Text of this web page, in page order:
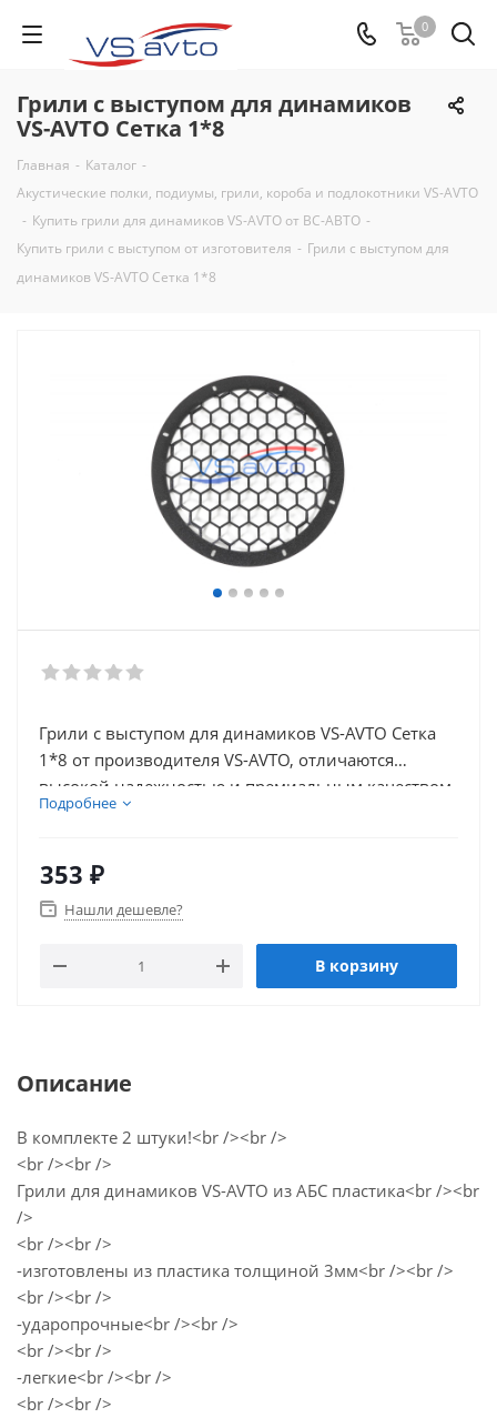
0
Грили с выступом для динамиков
VS-AVTO Сетка 1*8
Главная - Каталог -
Акустические полки, подиумы, грили, короба и подлокотники VS-AVTO
- Купить грили для динамиков VS-AVTO от ВС-АВТО -
Купить грили с выступом от изготовителя - Грили с выступом для
динамиков VS-AVTO Сетка 1*8
Грили с выступом для динамиков VS-AVTO Сетка
1*8 от производителя VS-AVTO, отличаются
высокой надежностью и премиальным качеством
материалов
Подробнее
353 ₽
Нашли дешевле?
В корзину
Описание
В комплекте 2 штуки!<br /><br />
<br /><br />
Грили для динамиков VS-AVTO из АБС пластика<br /><br
/>
<br /><br />
-изготовлены из пластика толщиной 3мм<br /><br />
<br /><br />
-ударопрочные<br /><br />
<br /><br />
-легкие<br /><br />
<br /><br />